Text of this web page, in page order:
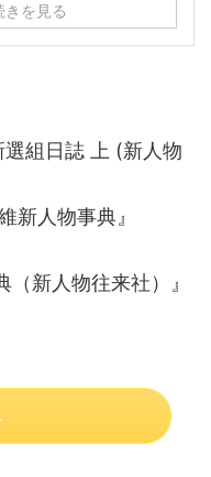
きを見る
組日誌 上 (新人物
新人物事典』
新人物往来社）』